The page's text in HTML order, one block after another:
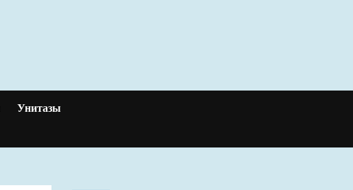
Унитазы